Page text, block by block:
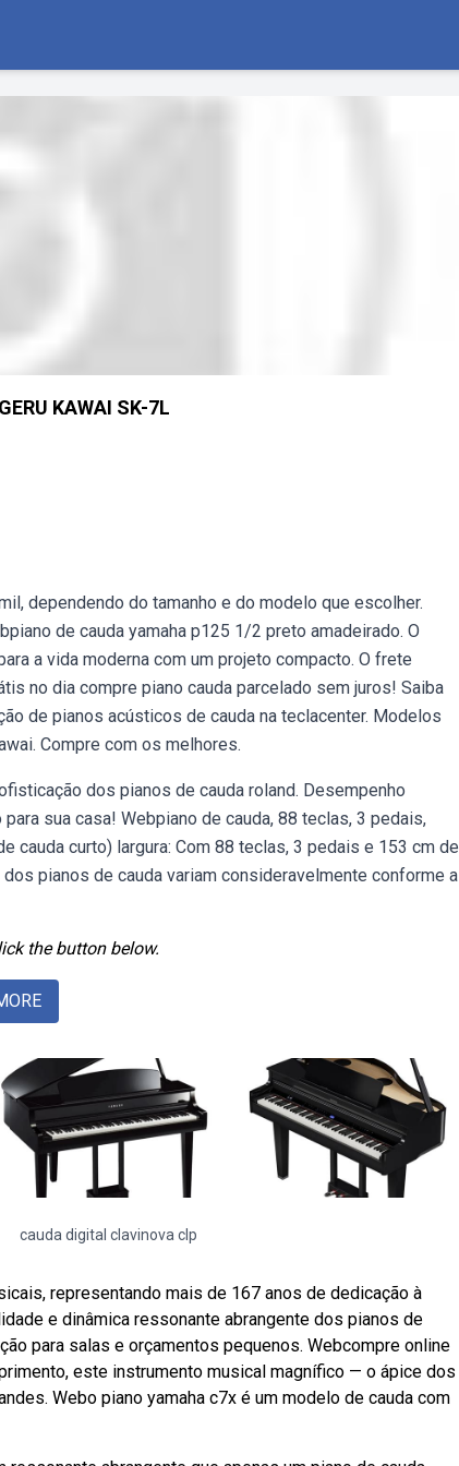
KAWAI SK-7L
dependendo do tamanho e do modelo que escolher.
de cauda yamaha p125 1/2 preto amadeirado. O
a vida moderna com um projeto compacto. O frete
no dia compre piano cauda parcelado sem juros! Saiba
de pianos acústicos de cauda na teclacenter. Modelos
Compre com os melhores.
dos pianos de cauda roland. Desempenho
sua casa! Webpiano de cauda, 88 teclas, 3 pedais,
cauda curto) largura: Com 88 teclas, 3 pedais e 153 cm de
pianos de cauda variam consideravelmente conforme a
the button below.
cauda digital clavinova clp
representando mais de 167 anos de dedicação à
e dinâmica ressonante abrangente dos pianos de
para salas e orçamentos pequenos. Webcompre online
este instrumento musical magnífico — o ápice dos
Webo piano yamaha c7x é um modelo de cauda com